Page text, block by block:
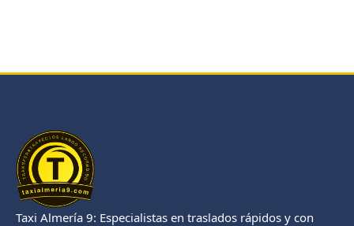
Taxi Almería 9: Especialistas en traslados rápidos y con